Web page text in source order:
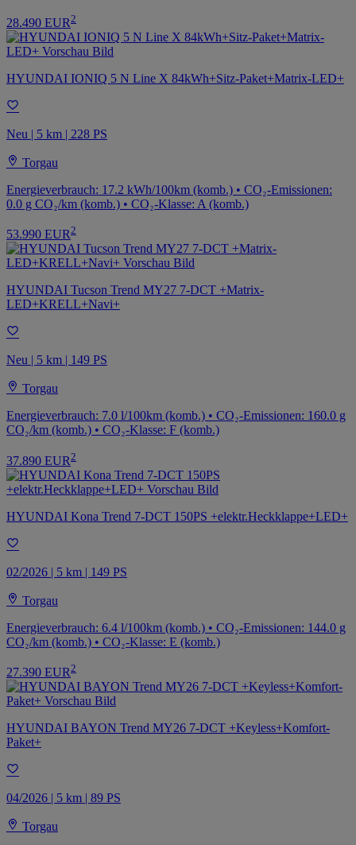
28.490 EUR 2
HYUNDAI IONIQ 5 N Line X 84kWh+Sitz-Paket+Matrix-LED+
Neu | 5 km | 228 PS
Torgau
Energieverbrauch: 17.2 kWh/100km (komb.) • CO₂-Emissionen:
0.0 g CO₂/km (komb.) • CO₂-Klasse: A (komb.)
53.990 EUR 2
HYUNDAI Tucson Trend MY27 7-DCT +Matrix-
LED+KRELL+Navi+
Neu | 5 km | 149 PS
Torgau
Energieverbrauch: 7.0 l/100km (komb.) • CO₂-Emissionen: 160.0 g
CO₂/km (komb.) • CO₂-Klasse: F (komb.)
37.890 EUR 2
HYUNDAI Kona Trend 7-DCT 150PS +elektr.Heckklappe+LED+
02/2026 | 5 km | 149 PS
Torgau
Energieverbrauch: 6.4 l/100km (komb.) • CO₂-Emissionen: 144.0 g
CO₂/km (komb.) • CO₂-Klasse: E (komb.)
27.390 EUR 2
HYUNDAI BAYON Trend MY26 7-DCT +Keyless+Komfort-
Paket+
04/2026 | 5 km | 89 PS
Torgau